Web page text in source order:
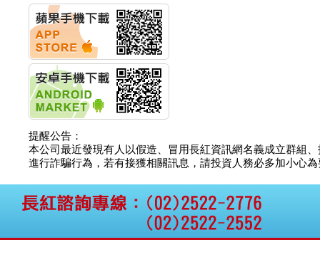
華旭先進:代重要子公司
碩通散熱股份有限公司
公告董事會通過發言人
及代理發
華旭先進:代重要子公司
碩通散熱股份有限公司
公告董事會決議發行員
工認股權
華旭先進:代重要子公司
公告董事會追認113年
向關係
華旭先進:代重要子公司
公告向關係人取得使用
權資產
仁新醫藥:代重要子公司
BeliteBio,Inc公告受邀參
提醒公告：
本公司最近發現有人以假造、冒用長紅資訊網名義成立群組
進行詐騙行為，若有接獲相關訊息，請投資人務必多加小心